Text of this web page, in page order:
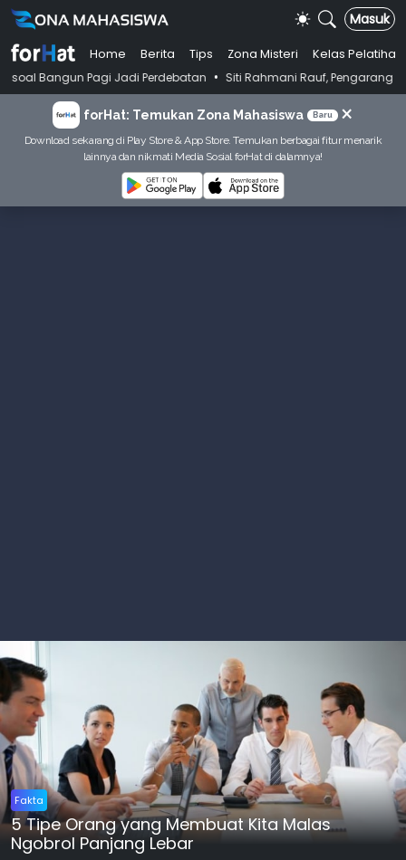
Masuk
Home Berita Tips Zona Misteri
Kelas Pelatihan
Pagi Jadi Perdebatan • Siti Rahmani Rauf, Pengarang Buku
forHat: Temukan Zona Mahasiswa Baru ×
Download sekarang di Play Store & App Store. Temukan berbagai fitur menarik
lainnya dan nikmati Media Sosial forHat di dalamnya!
Fakta
5 Tipe Orang yang Membuat Kita Malas
Ngobrol Panjang Lebar